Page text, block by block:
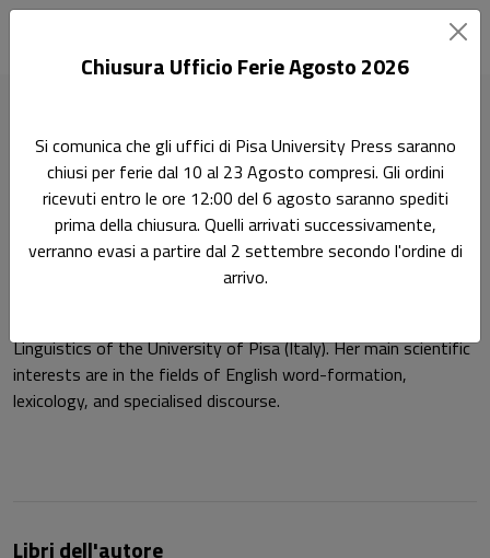
Elisa Mattiello
Pagina di Elisa Mattiello
Linguistics of the University of Pisa (Italy). Her main scientific
interests are in the fields of English word-formation,
lexicology, and specialised discourse.
Libri dell'autore
Chiusura Ufficio Ferie Agosto 2026
Si comunica che gli uffici di Pisa University Press saranno
chiusi per ferie dal 10 al 23 Agosto compresi. Gli ordini
ricevuti entro le ore 12:00 del 6 agosto saranno spediti
prima della chiusura. Quelli arrivati successivamente,
verranno evasi a partire dal 2 settembre secondo l'ordine di
arrivo.